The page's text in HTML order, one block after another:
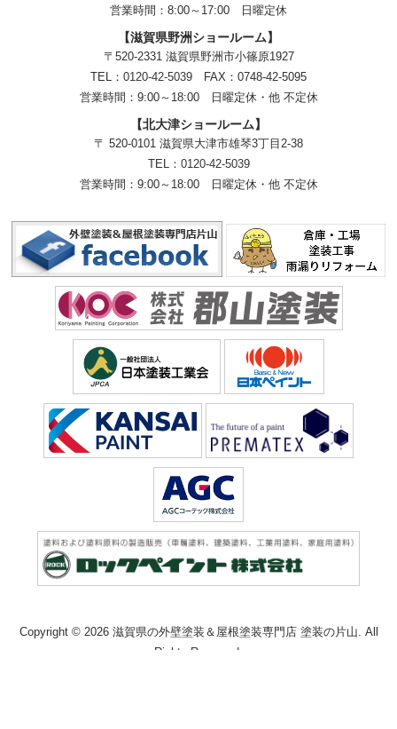
営業時間：8:00～17:00 日曜定休
【滋賀県野洲ショールーム】
〒520-2331 滋賀県野洲市小篠原1927
TEL： 0120-42-5039 FAX：0748-42-5095
営業時間：9:00～18:00
日曜定休・他 不定休
【北大津ショールーム】
〒 520-0101 滋賀県大津市雄琴3丁目2-38
TEL： 0120-42-5039
営業時間：9:00～18:00
日曜定休・他 不定休
Copyright © 2026 滋賀県の外壁塗装＆屋根塗装専門店 塗装の片山. All
Rights Reserved.